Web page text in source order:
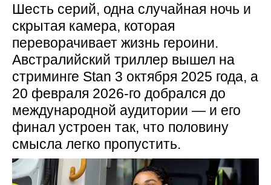
Шесть серий, одна случайная ночь и
скрытая камера, которая
переворачивает жизнь героини.
Австралийский триллер вышел на
стриминге Stan 3 октября 2025 года, а
20 февраля 2026-го добрался до
международной аудитории — и его
финал устроен так, что половину
смысла легко пропустить.